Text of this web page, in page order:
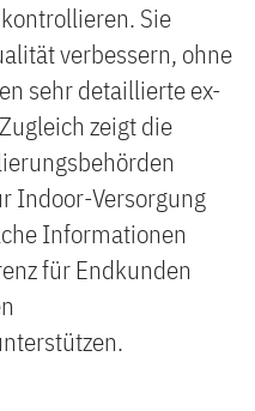
Sie
verbessern, ohne
sehr detaillierte ex-
zeigt die
Indoor-Versorgung
Informationen
für Endkunden